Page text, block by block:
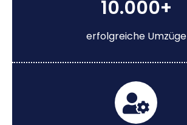
10.000+
erfolgreiche Umzüge